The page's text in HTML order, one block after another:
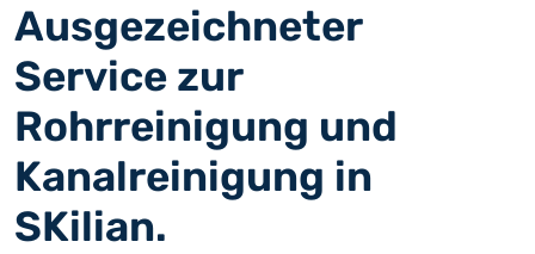
Ausgezeichneter
Service zur
Rohrreinigung und
Kanalreinigung in
SKilian.